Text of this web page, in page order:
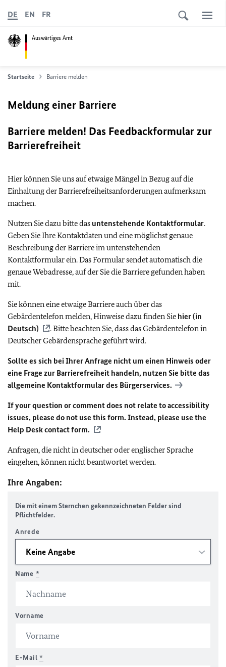
Auswärtiges Amt
DE EN FR
Startseite Barriere melden
Meldung einer Barriere
Barriere melden! Das Feedbackformular zur
Barrierefreiheit
Hier können Sie uns auf etwaige Mängel in Bezug auf die
Einhaltung der Barrierefreiheitsanforderungen aufmerksam
machen.
Nutzen Sie dazu bitte das untenstehende Kontaktformular.
Geben Sie Ihre Kontaktdaten und eine möglichst genaue
Beschreibung der Barriere im untenstehenden
Kontaktformular ein. Das Formular sendet automatisch die
genaue Webadresse, auf der Sie die Barriere gefunden haben
mit.
Sie können eine etwaige Barriere auch über das
Gebärdentelefon melden, Hinweise dazu finden Sie hier (in
Deutsch)
. Bitte beachten Sie, dass das Gebärdentelefon in
Deutscher Gebärdensprache geführt wird.
Sollte es sich bei Ihrer Anfrage nicht um einen Hinweis oder
eine Frage zur Barrierefreiheit handeln, nutzen Sie bitte das
allgemeine Kontaktformular des Bürgerservices.
If your question or comment does not relate to accessibility
issues, please do not use this form. Instead, please use the
Help Desk contact form.
Anfragen, die nicht in deutscher oder englischer Sprache
eingehen, können nicht beantwortet werden.
Ihre Angaben:
Die mit einem Sternchen gekennzeichneten Felder sind
Pflichtfelder.
Anrede
Name *
Vorname
E-Mail *